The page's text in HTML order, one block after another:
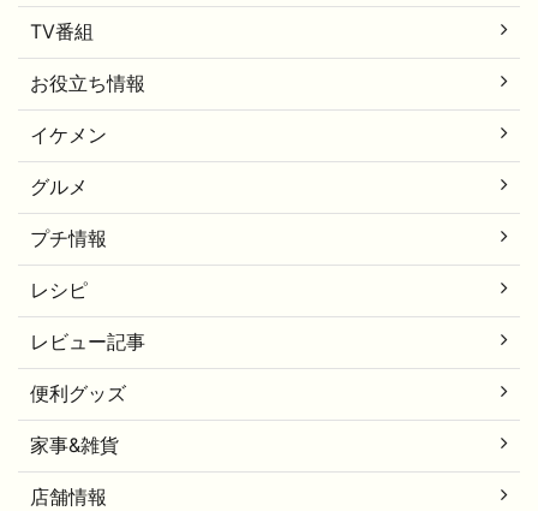
TV番組
お役立ち情報
イケメン
グルメ
プチ情報
レシピ
レビュー記事
便利グッズ
家事&雑貨
店舗情報